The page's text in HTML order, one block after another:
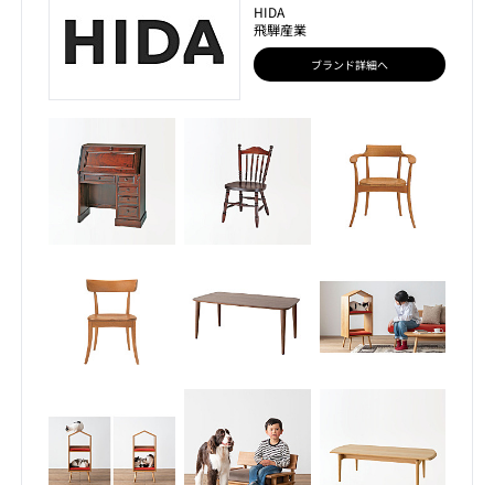
HIDA
飛騨産業
ブランド詳細へ